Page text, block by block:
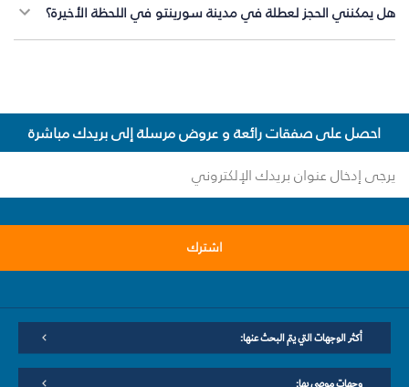
هل يمكنني الحجز لعطلة في مدينة سورينتو في اللحظة الأخيرة؟
احصل على صفقات رائعة و عروض مرسلة إلى بريدك مباشرة
اشترك
أكثر الوجهات التي يتم البحث عنها:
وجهات موصى بها: